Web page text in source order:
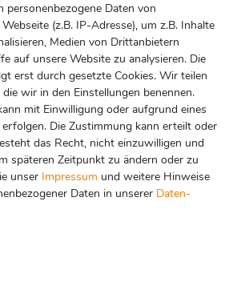
personenbezogene Daten von
(z.B. IP-Adresse), um z.B. Inhalte
Medien von Drittanbietern
auf unsere Website zu analysieren. Die
erst durch gesetzte Cookies. Wir teilen
wir in den Einstellungen benennen.
mit Einwilligung oder aufgrund eines
Die Zustimmung kann erteilt oder
das Recht, nicht einzuwilligen und
späteren Zeitpunkt zu ändern oder zu
unser Impressum und weitere Hinweise
Daten in unserer Daten­